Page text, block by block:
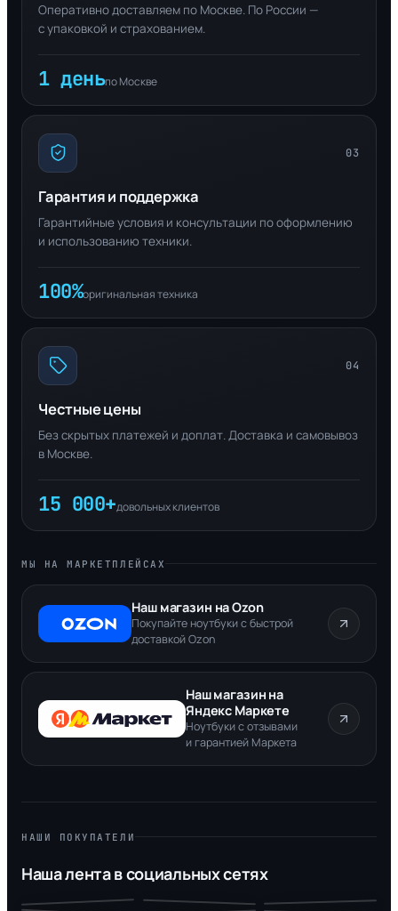
Оперативно доставляем по Москве. По России —
с упаковкой и страхованием.
1 деньпо Москве
03
Гарантия и поддержка
Гарантийные условия и консультации по оформлению
и использованию техники.
100%оригинальная техника
04
Честные цены
Без скрытых платежей и доплат. Доставка и самовывоз
в Москве.
15 000+довольных клиентов
МЫ НА МАРКЕТПЛЕЙСАХ
Наш магазин на Ozon
Покупайте ноутбуки с быстрой
доставкой Ozon
Наш магазин на
Яндекс Маркете
Ноутбуки с отзывами
и гарантией Маркета
НАШИ ПОКУПАТЕЛИ
Наша лента в социальных сетях